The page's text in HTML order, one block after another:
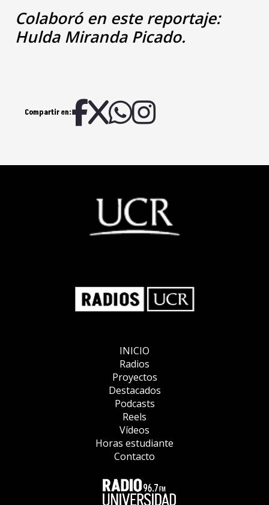
Colaboró en este reportaje:
Hulda Miranda Picado.
Compartir en:
INICIO
Radios
Proyectos
Destacados
Podcasts
Reels
Vídeos
Horas estudiante
Contacto